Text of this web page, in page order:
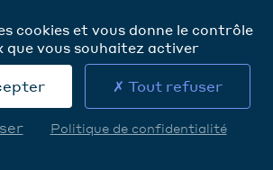
Prendre rendez-vous
scientifique
cookies et vous donne le contrôle
que vous souhaitez activer
Tout refuser
Politique de confidentialité